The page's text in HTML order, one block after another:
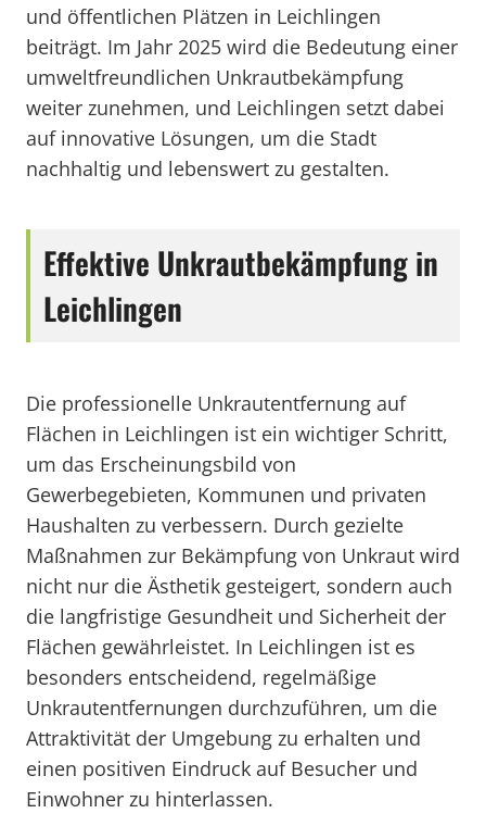
und öffentlichen Plätzen in Leichlingen
beiträgt. Im Jahr 2025 wird die Bedeutung einer
umweltfreundlichen Unkrautbekämpfung
weiter zunehmen, und Leichlingen setzt dabei
auf innovative Lösungen, um die Stadt
nachhaltig und lebenswert zu gestalten.
Effektive Unkrautbekämpfung in
Leichlingen
Die professionelle Unkrautentfernung auf
Flächen in Leichlingen ist ein wichtiger Schritt,
um das Erscheinungsbild von
Gewerbegebieten, Kommunen und privaten
Haushalten zu verbessern. Durch gezielte
Maßnahmen zur Bekämpfung von Unkraut wird
nicht nur die Ästhetik gesteigert, sondern auch
die langfristige Gesundheit und Sicherheit der
Flächen gewährleistet. In Leichlingen ist es
besonders entscheidend, regelmäßige
Unkrautentfernungen durchzuführen, um die
Attraktivität der Umgebung zu erhalten und
einen positiven Eindruck auf Besucher und
Einwohner zu hinterlassen.